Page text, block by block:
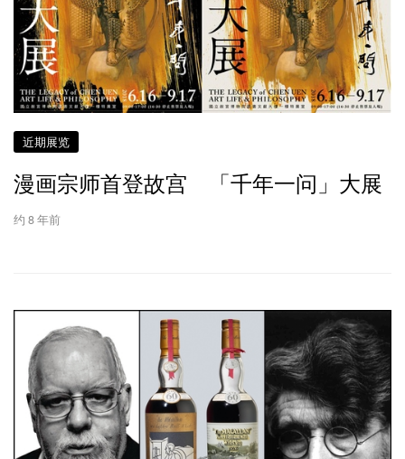
近期展览
漫画宗师首登故宫 「千年一问」大展
约 8 年前